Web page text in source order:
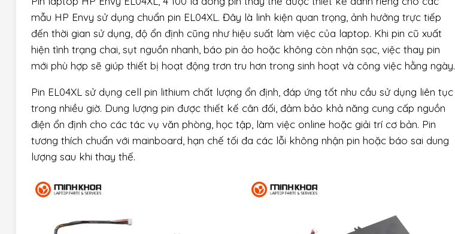
mẫu HP Envy sử dụng chuẩn pin EL04XL. Đây là linh kiện quan trọng, ảnh hưởng trực tiếp
đến thời gian sử dụng, độ ổn định cũng như hiệu suất làm việc của laptop. Khi pin cũ xuất
hiện tình trạng chai, sụt nguồn nhanh, báo pin ảo hoặc không còn nhận sạc, việc thay pin
mới phù hợp sẽ giúp thiết bị hoạt động trơn tru hơn trong sinh hoạt và công việc hằng ngày.
Pin EL04XL sử dụng cell pin lithium chất lượng ổn định, đáp ứng tốt nhu cầu sử dụng liên tục
trong nhiều giờ. Dung lượng pin được thiết kế cân đối, đảm bảo khả năng cung cấp nguồn
điện ổn định cho các tác vụ văn phòng, học tập, làm việc online hoặc giải trí cơ bản. Pin
tương thích chuẩn với mainboard, hạn chế tối đa các lỗi không nhận pin hoặc báo sai dung
lượng sau khi thay thế.